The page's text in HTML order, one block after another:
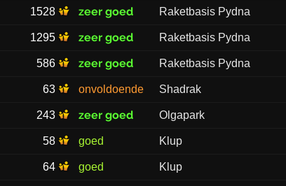
1528 zeer goed Raketbasis Pydna
1295 zeer goed Raketbasis Pydna
586 zeer goed Raketbasis Pydna
63 onvoldoende Shadrak
243 zeer goed Olgapark
58 goed Klup
64 goed Klup